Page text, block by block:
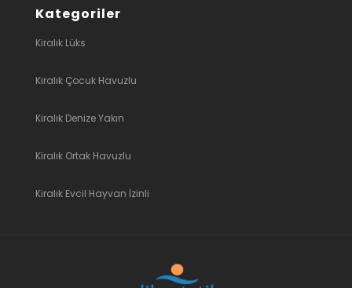
Kategoriler
Kiralık Lüks
Kiralık Çocuk Havuzlu
Kiralık Denize Yakın
Kiralık Ortak Havuzlu
Kiralık Evcil Hayvan İzinli